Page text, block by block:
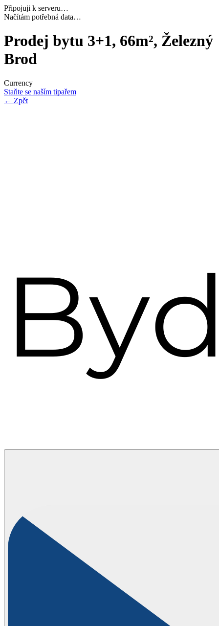
Připojuji k serveru…
Dokončuji inicializaci…
Prodej bytu 3+1, 66m², Železný
Brod
Currency
Staňte se naším tipařem
← Zpět